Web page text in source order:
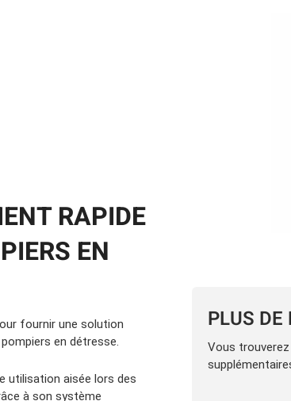
PLUS DE
Vous
RAPIDE
EN
fournir une solution
en détresse.
utilisation aisée lors des
à son système